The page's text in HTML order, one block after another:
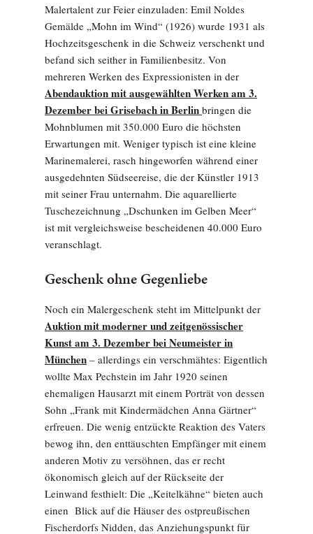
Malertalent zur Feier einzuladen: Emil Noldes
Gemälde „Mohn im Wind“ (1926) wurde 1931 als
Hochzeitsgeschenk in die Schweiz verschenkt und
befand sich seither in Familienbesitz. Von
mehreren Werken des Expressionisten in der
Abendauktion mit ausgewählten Werken am 3.
Dezember bei Grisebach in Berlin bringen die
Mohnblumen mit 350.000 Euro die höchsten
Erwartungen mit. Weniger typisch ist eine kleine
Marinemalerei, rasch hingeworfen während einer
ausgedehnten Südseereise, die der Künstler 1913
mit seiner Frau unternahm. Die aquarellierte
Tuschezeichnung „Dschunken im Gelben Meer“
ist mit vergleichsweise bescheidenen 40.000 Euro
veranschlagt.
Geschenk ohne Gegenliebe
Noch ein Malergeschenk steht im Mittelpunkt der
Auktion mit moderner und zeitgenössischer
Kunst am 3. Dezember bei Neumeister in
München – allerdings ein verschmähtes: Eigentlich
wollte Max Pechstein im Jahr 1920 seinen
ehemaligen Hausarzt mit einem Porträt von dessen
Sohn „Frank mit Kindermädchen Anna Gärtner“
erfreuen. Die wenig entzückte Reaktion des Vaters
bewog ihn, den enttäuschten Empfänger mit einem
anderen Motiv zu versöhnen, das er recht
ökonomisch gleich auf der Rückseite der
Leinwand festhielt: Die „Keitelkähne“ bieten auch
einen Blick auf die Häuser des ostpreußischen
Fischerdorfs Nidden, das Anziehungspunkt für